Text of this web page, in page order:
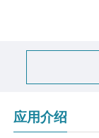
应用介绍